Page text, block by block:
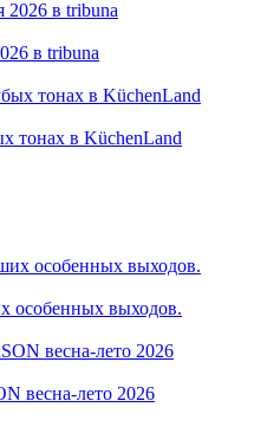
в tribuna
тонах в KüchenLand
особенных выходов.
весна-лето 2026